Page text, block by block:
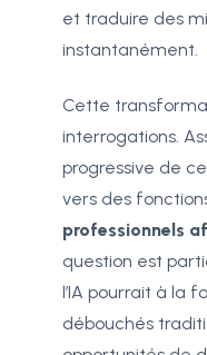
et traduire des
instantanément.
Cette
interrogations.
progressive de
vers des
professionnels
question est
l’IA pourrait à la
débouchés